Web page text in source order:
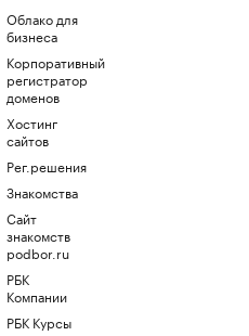
Облако для
бизнеса
Корпоративный
регистратор
доменов
Хостинг
сайтов
Рег.решения
Знакомства
Сайт
знакомств
podbor.ru
РБК
Компании
РБК Курсы